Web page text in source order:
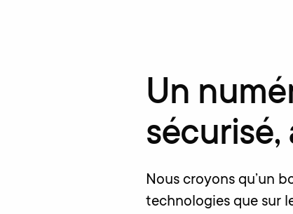
Un
sécurisé,
Nous croyons qu’un
technologies que sur